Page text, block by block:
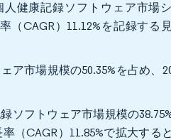
健康記録ソフトウェア市場
（CAGR）11.12%を記録する
市場規模の50.35%を占め、
ソフトウェア市場規模の
（CAGR）11.85%で拡大する